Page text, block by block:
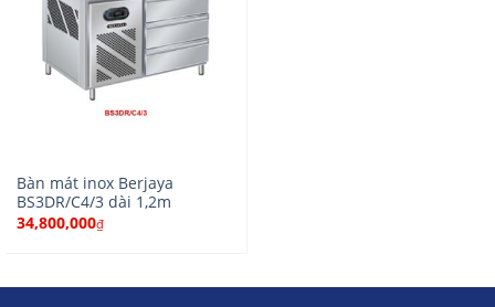
Bàn mát inox Berjaya
BS3DR/C4/3 dài 1,2m
34,800,000₫